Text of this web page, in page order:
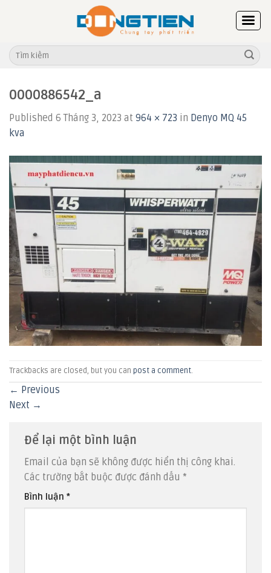
Tìm
kiếm:
0000886542_a
Published 6 Tháng 3, 2023 at 964 × 723 in Denyo MQ 45
kva
Trackbacks are closed, but you can post a comment.
← Previous
Next →
Để lại một bình luận
Email của bạn sẽ không được hiển thị công khai.
Các trường bắt buộc được đánh dấu *
Bình luận *